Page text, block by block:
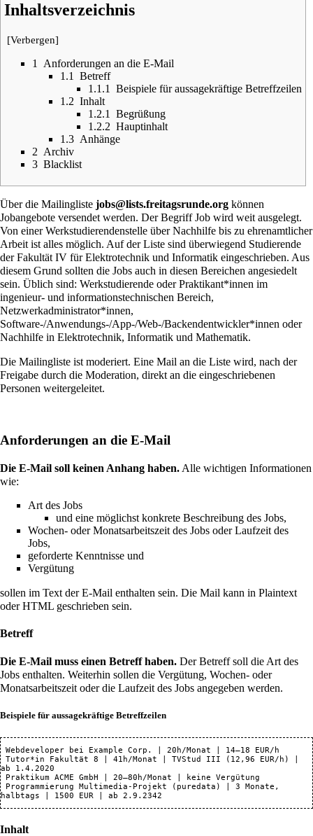
Inhaltsverzeichnis
[Verbergen]
1
Anforderungen an die E-Mail
1.1
Betreff
1.1.1
Beispiele für aussagekräftige Betreffzeilen
1.2 Inhalt
1.2.1
Begrüßung
1.2.2 Hauptinhalt
1.3 Anhänge
2 Archiv
3 Blacklist
Über die Mailingliste jobs@lists.freitagsrunde.org können
Jobangebote versendet werden. Der Begriff Job wird weit ausgelegt.
Von einer Werkstudierendenstelle über Nachhilfe bis zu ehrenamtlicher
Arbeit ist alles möglich. Auf der Liste sind überwiegend Studierende
der Fakultät IV für Elektrotechnik und Informatik eingeschrieben. Aus
diesem Grund sollten die Jobs auch in diesen Bereichen angesiedelt
sein. Üblich sind: Werkstudierende oder Praktikant*innen im
ingenieur- und informationstechnischen Bereich,
Netzwerkadministrator*innen,
Software-/Anwendungs-/App-/Web-/Backendentwickler*innen oder
Nachhilfe in Elektrotechnik, Informatik und Mathematik.
Die Mailingliste ist moderiert. Eine Mail an die Liste wird, nach der
Freigabe durch die Moderation, direkt an die eingeschriebenen
Personen weitergeleitet.
Anforderungen an die E-Mail
Die E-Mail soll keinen Anhang haben. Alle wichtigen Informationen
wie:
Art des Jobs
und eine möglichst konkrete Beschreibung des Jobs,
Wochen- oder Monatsarbeitszeit des Jobs oder Laufzeit des
Jobs,
geforderte Kenntnisse und
Vergütung
sollen im Text der E-Mail enthalten sein. Die Mail kann in Plaintext
oder HTML geschrieben sein.
Betreff
Die E-Mail muss einen Betreff haben. Der Betreff soll die Art des
Jobs enthalten. Weiterhin sollen die Vergütung, Wochen- oder
Monatsarbeitszeit oder die Laufzeit des Jobs angegeben werden.
Beispiele für aussagekräftige Betreffzeilen
Webdeveloper bei Example Corp. | 20h/Monat | 14–18 EUR/h
Tutor*in Fakultät 8 | 41h/Monat | TVStud III (12,96 EUR/h) |
ab 1.4.2020
Inhalt